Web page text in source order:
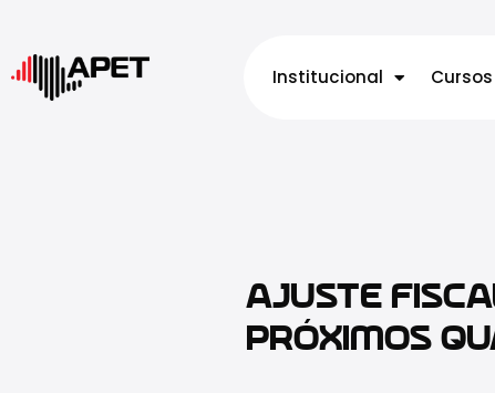
Institucional Cursos
AJUSTE
PRÓXIMOS